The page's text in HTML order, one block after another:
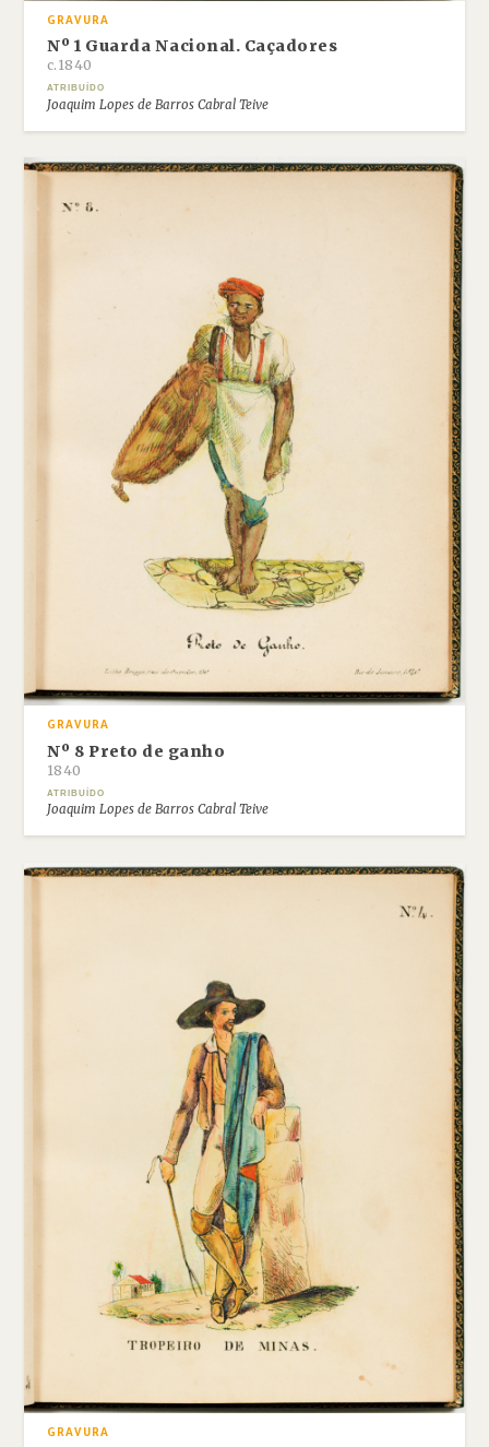
GRAVURA
Nº 1 Guarda Nacional. Caçadores
c.1840
ATRIBUÍDO
Joaquim Lopes de Barros Cabral Teive
GRAVURA
Nº 8 Preto de ganho
1840
ATRIBUÍDO
Joaquim Lopes de Barros Cabral Teive
GRAVURA